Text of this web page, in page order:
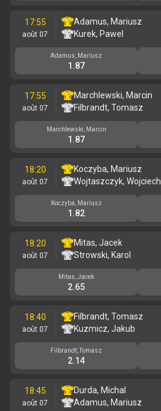
17:55
août 07
Adamus, Mariusz
Kurek, Pawel
Adamus, Mariusz
1.87
17:55
août 07
Marchlewski, Marcin
Filbrandt, Tomasz
Marchlewski, Marcin
1.87
18:20
août 07
Koczyba, Mariusz
Wojtaszczyk, Wojciech
Koczyba, Mariusz
1.82
18:20
août 07
Mitas, Jacek
Strowski, Karol
Mitas, Jacek
2.65
18:40
août 07
Filbrandt, Tomasz
Kuzmicz, Jakub
Filbrandt, Tomasz
2.14
18:45
août 07
Durda, Michal
Adamus, Mariusz